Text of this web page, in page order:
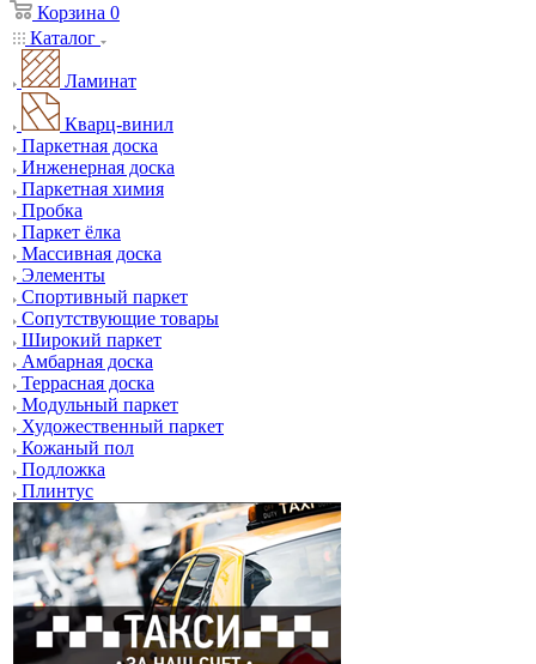
Корзина 0
Каталог
Ламинат
Кварц-винил
Паркетная доска
Инженерная доска
Паркетная химия
Пробка
Паркет ёлка
Массивная доска
Элементы
Спортивный паркет
Сопутствующие товары
Широкий паркет
Амбарная доска
Террасная доска
Модульный паркет
Художественный паркет
Кожаный пол
Подложка
Плинтус